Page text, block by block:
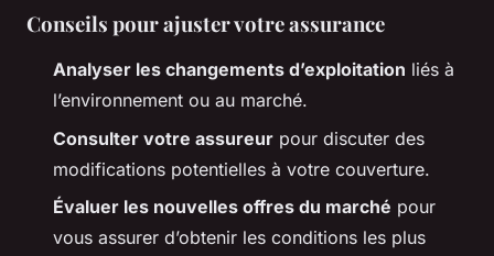
Conseils pour ajuster votre assurance
Analyser les changements d’exploitation liés à
l’environnement ou au marché.
Consulter votre assureur pour discuter des
modifications potentielles à votre couverture.
Évaluer les nouvelles offres du marché pour
vous assurer d’obtenir les conditions les plus